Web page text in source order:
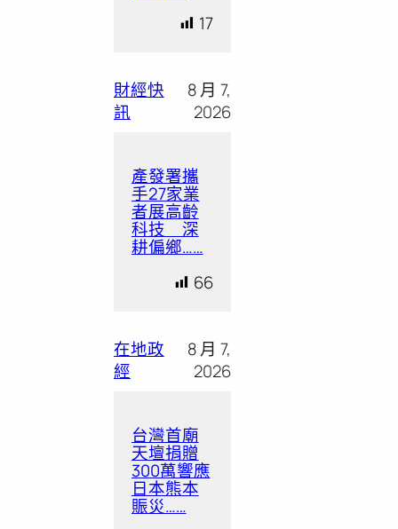
17
財經快
訊
8 月 7,
2026
產發署攜
手27家業
者展高齡
科技 深
耕偏鄉……
66
在地政
經
8 月 7,
2026
台灣首廟
天壇捐贈
300萬響應
日本熊本
賑災……